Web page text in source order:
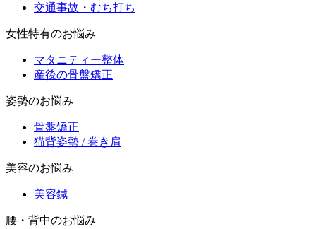
交通事故・むち打ち
女性特有のお悩み
マタニティー整体
産後の骨盤矯正
姿勢のお悩み
骨盤矯正
猫背姿勢 / 巻き肩
美容のお悩み
美容鍼
腰・背中のお悩み